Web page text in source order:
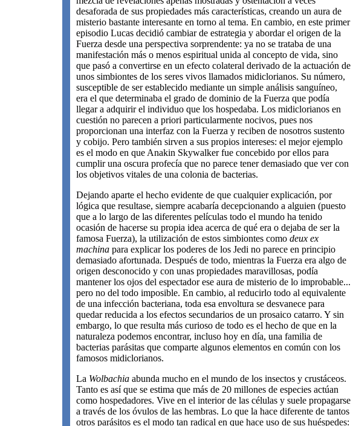
desaforada de sus propiedades más características, creando un aura de
misterio bastante interesante en torno al tema. En cambio, en este primer
episodio Lucas decidió cambiar de estrategia y abordar el origen de la
Fuerza desde una perspectiva sorprendente: ya no se trataba de una
manifestación más o menos espiritual unida al concepto de vida, sino
que pasó a convertirse en un efecto colateral derivado de la actuación de
unos simbiontes de los seres vivos llamados midiclorianos. Su número,
susceptible de ser establecido mediante un simple análisis sanguíneo,
era el que determinaba el grado de dominio de la Fuerza que podía
llegar a adquirir el individuo que los hospedaba. Los midiclorianos en
cuestión no parecen a priori particularmente nocivos, pues nos
proporcionan una interfaz con la Fuerza y reciben de nosotros sustento
y cobijo. Pero también sirven a sus propios intereses: el mejor ejemplo
es el modo en que Anakin Skywalker fue concebido por ellos para
cumplir una oscura profecía que no parece tener demasiado que ver con
los objetivos vitales de una colonia de bacterias.
Dejando aparte el hecho evidente de que cualquier explicación, por
lógica que resultase, siempre acabaría decepcionando a alguien (puesto
que a lo largo de las diferentes películas todo el mundo ha tenido
ocasión de hacerse su propia idea acerca de qué era o dejaba de ser la
famosa Fuerza), la utilización de estos simbiontes como deux ex
machina para explicar los poderes de los Jedi no parece en principio
demasiado afortunada. Después de todo, mientras la Fuerza era algo de
origen desconocido y con unas propiedades maravillosas, podía
mantener los ojos del espectador ese aura de misterio de lo improbable...
pero no del todo imposible. En cambio, al reducirlo todo al equivalente
de una infección bacteriana, toda esa envoltura se desvanece para
quedar reducida a los efectos secundarios de un prosaico catarro. Y sin
embargo, lo que resulta más curioso de todo es el hecho de que en la
naturaleza podemos encontrar, incluso hoy en día, una familia de
bacterias parásitas que comparte algunos elementos en común con los
famosos midiclorianos.
La Wolbachia abunda mucho en el mundo de los insectos y crustáceos.
Tanto es así que se estima que más de 20 millones de especies actúan
como hospedadores. Vive en el interior de las células y suele propagarse
a través de los óvulos de las hembras. Lo que la hace diferente de tantos
otros parásitos es el modo tan radical en que hace uso de sus huéspedes: